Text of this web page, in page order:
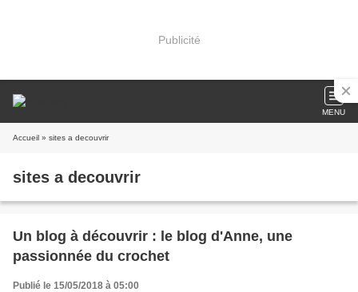
Publicité
MENU
Accueil » sites a decouvrir
sites a decouvrir
Un blog à découvrir : le blog d'Anne, une
passionnée du crochet
Publié le 15/05/2018 à 05:00